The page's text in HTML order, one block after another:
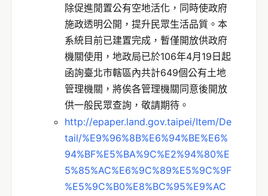
除促進閒置公有空地活化，同時使政府
施政透明公開，提升民眾生活品質。本
系統目前已建置完成，暫僅開放供政府
機關使用，地政局已於106年4月19日起
函詢臺北市轄區內共計649個公有土地
管理機關，將俟各管理機關同意後開放
供一般民眾查詢，敬請期待。
http://epaper.land.gov.taipei/Item/De
tail/%E9%96%8B%E6%94%BE%E6%
94%BF%E5%BA%9C%E2%94%80%E
5%85%AC%E6%9C%89%E5%9C%9F
%E5%9C%B0%E8%BC%95%E9%AC